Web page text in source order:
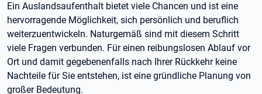
Ein Auslandsaufenthalt bietet viele Chancen und ist eine
hervorragende Möglichkeit, sich persönlich und beruflich
weiterzuentwickeln. Naturgemäß sind mit diesem Schritt
viele Fragen verbunden. Für einen reibungslosen Ablauf vor
Ort und damit gegebenenfalls nach Ihrer Rückkehr keine
Nachteile für Sie entstehen, ist eine gründliche Planung von
großer Bedeutung.